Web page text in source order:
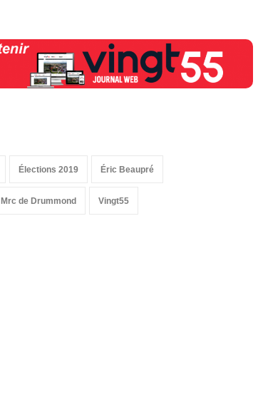
Élections 2019 Éric Beaupré
Mrc de Drummond Vingt55